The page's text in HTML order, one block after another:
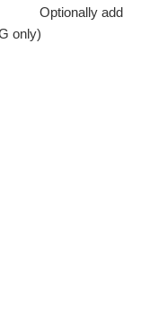
Optionally add
only)